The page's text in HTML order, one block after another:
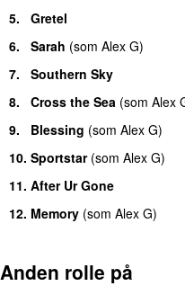
5.
Gretel
6.
Sarah (som Alex G)
7.
Southern Sky
8.
Cross the Sea (som Alex
9.
Blessing (som Alex G)
10. Sportstar (som Alex G)
11. After Ur Gone
12. Memory (som Alex G)
Anden rolle på